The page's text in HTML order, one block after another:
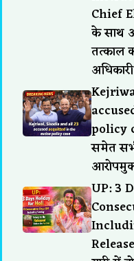
Chief
के साथ
तत्काल
policy
समेत
UP: 3